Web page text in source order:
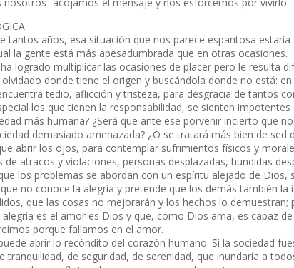
nosotros- acojamos el mensaje y nos esforcemos por vivirlo.
tantos años, esa situación que nos parece espantosa
la gente está más apesadumbrada que en otras ocasiones.
logrado multiplicar las ocasiones de placer pero le resulta
donde tiene el origen y buscándola donde no está:
tedio, aflicción y tristeza, para desgracia de tantos
los que tienen la responsabilidad, se sienten
más humana? ¿Será que ante ese porvenir incierto que
demasiado amenazada? ¿O se tratará más bien de sed
abrir los ojos, para contemplar sufrimientos físicos y
de atracos y violaciones, personas desplazadas, hundidas
los problemas se abordan con un espíritu alejado de Dios,
no conoce la alegría y pretende que los demás también la
que las cosas no mejorarán y los hechos lo
es el amor es Dios y que, como Dios ama, es capaz
porque fallamos en el amor.
abrir lo recóndito del corazón humano. Si la sociedad
tranquilidad, de seguridad, de serenidad, que inundaría a